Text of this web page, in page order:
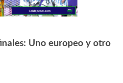
Uno europeo y otro